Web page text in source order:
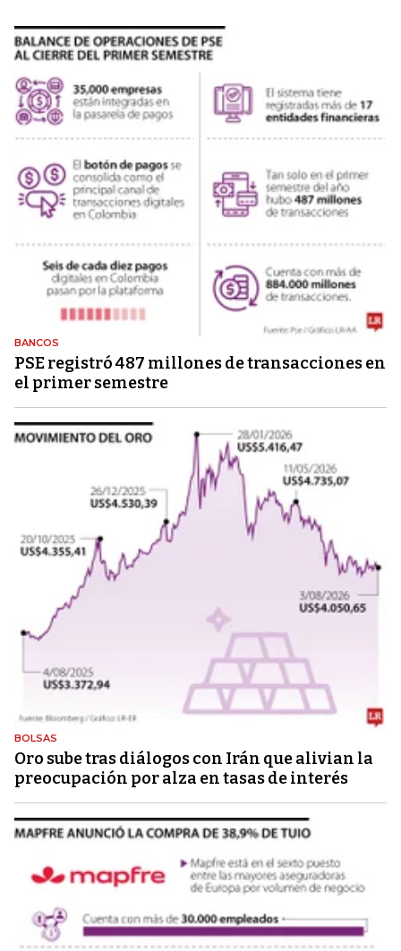
BANCOS
PSE registró 487 millones de transacciones en
el primer semestre
BOLSAS
Oro sube tras diálogos con Irán que alivian la
preocupación por alza en tasas de interés